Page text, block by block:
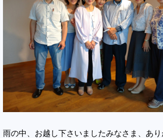
雨の中、お越し下さいましたみなさま、あ